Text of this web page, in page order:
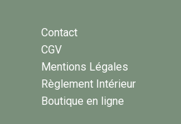
Contact
CGV
Mentions Légales
Règlement Intérieur
Boutique en ligne